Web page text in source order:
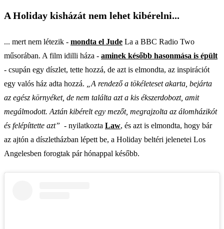
A Holiday kisházát nem lehet kibérelni...
... mert nem létezik - mondta el Jude La a BBC Radio Two
műsorában. A film idilli háza - aminek később hasonmása is épült
- csupán egy díszlet, tette hozzá, de azt is elmondta, az inspirációt
egy valós ház adta hozzá.
„A rendező a tökéleteset akarta, bejárta
az egész környéket, de nem találta azt a kis ékszerdobozt, amit
megálmodott. Aztán kibérelt egy mezőt, megrajzolta az álomházikót
és felépíttette azt” - nyilatkozta Law, és azt is elmondta, hogy bár
az ajtón a díszletházban lépett be, a Holiday beltéri jelenetei Los
Angelesben forogtak pár hónappal később.